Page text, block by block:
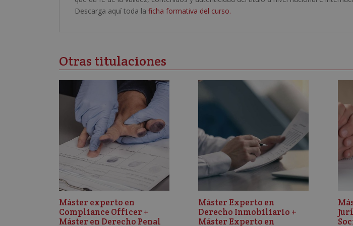
Descarga aquí toda la ficha formativa del curso.
Otras titulaciones
Máster experto en
Compliance Officer +
Máster en Derecho Penal
Máster Experto en
Derecho Inmobiliario +
Máster Experto en